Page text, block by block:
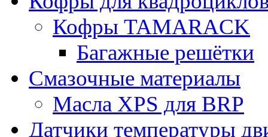
Кофры TAMARACK
Багажные решётки
Смазочные материалы
Масла XPS для BRP
Датчики температуры